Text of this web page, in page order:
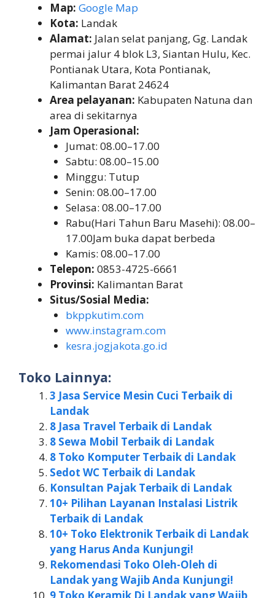
Map: Google Map
Kota: Landak
Alamat: Jalan selat panjang, Gg. Landak
permai jalur 4 blok L3, Siantan Hulu, Kec.
Pontianak Utara, Kota Pontianak,
Kalimantan Barat 24624
Area pelayanan: Kabupaten Natuna dan
area di sekitarnya
Jam Operasional:
Jumat: 08.00–17.00
Sabtu: 08.00–15.00
Minggu: Tutup
Senin: 08.00–17.00
Selasa: 08.00–17.00
Rabu(Hari Tahun Baru Masehi): 08.00–
17.00Jam buka dapat berbeda
Kamis: 08.00–17.00
Telepon: 0853-4725-6661
Provinsi: Kalimantan Barat
Situs/Sosial Media:
bkppkutim.com
www.instagram.com
kesra.jogjakota.go.id
Toko Lainnya:
3 Jasa Service Mesin Cuci Terbaik di
Landak
8 Jasa Travel Terbaik di Landak
8 Sewa Mobil Terbaik di Landak
8 Toko Komputer Terbaik di Landak
Sedot WC Terbaik di Landak
Konsultan Pajak Terbaik di Landak
10+ Pilihan Layanan Instalasi Listrik
Terbaik di Landak
10+ Toko Elektronik Terbaik di Landak
yang Harus Anda Kunjungi!
Rekomendasi Toko Oleh-Oleh di
Landak yang Wajib Anda Kunjungi!
9 Toko Keramik Di Landak yang Wajib